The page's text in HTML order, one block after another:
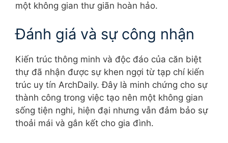
một không gian thư giãn hoàn hảo.
Đánh giá và sự công nhận
Kiến trúc thông minh và độc đáo của căn biệt
thự đã nhận được sự khen ngợi từ tạp chí kiến
trúc uy tín ArchDaily. Đây là minh chứng cho sự
thành công trong việc tạo nên một không gian
sống tiện nghi, hiện đại nhưng vẫn đảm bảo sự
thoải mái và gắn kết cho gia đình.